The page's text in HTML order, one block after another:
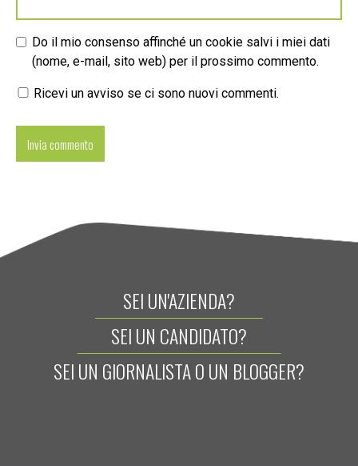
Do il mio consenso affinché un cookie salvi i miei dati
(nome, e-mail, sito web) per il prossimo commento.
Ricevi un avviso se ci sono nuovi commenti.
SEI UN'AZIENDA?
SEI UN CANDIDATO?
SEI UN GIORNALISTA O UN BLOGGER?